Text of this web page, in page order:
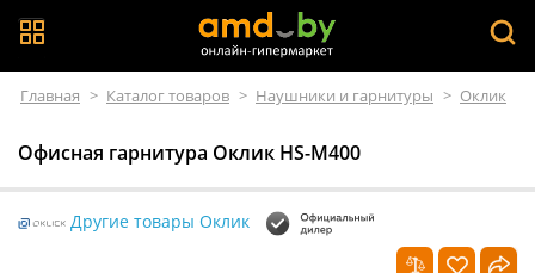
Главная > Каталог товаров > Наушники и гарнитуры > Оклик
Офисная гарнитура Оклик HS-M400
Другие товары Оклик